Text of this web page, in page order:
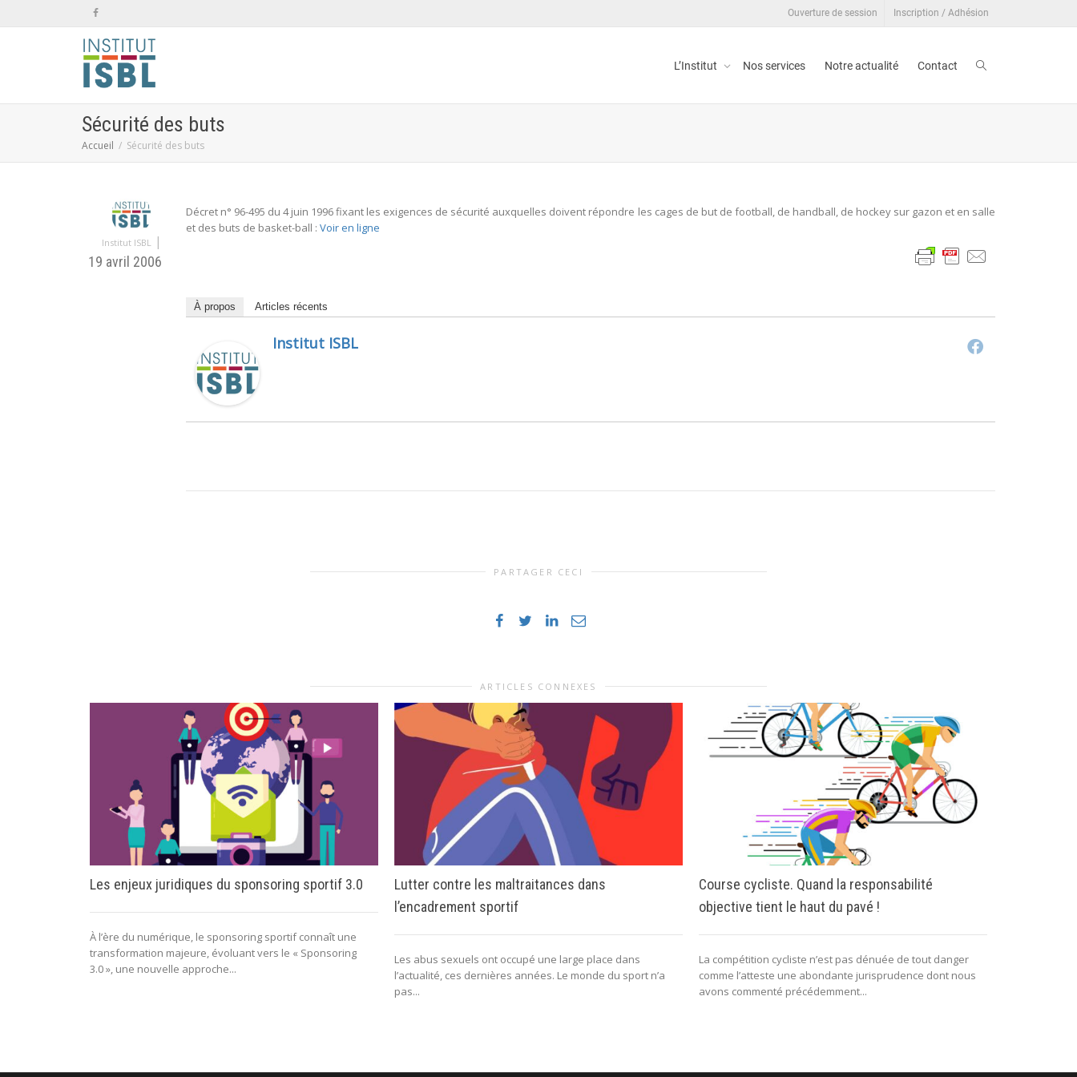
Ouverture de session Inscription / Adhésion
L’Institut Nos services Notre actualité Contact
Sécurité des buts
Accueil Sécurité des buts
Institut ISBL |
19 avril 2006
Décret n° 96-495 du 4 juin 1996 fixant les exigences de sécurité auxquelles doivent répondre les cages de but de football, de handball, de hockey sur gazon et en salle
et des buts de basket-ball : Voir en ligne
À propos Articles récents
Institut ISBL
PARTAGER CECI
ARTICLES CONNEXES
Les enjeux juridiques du sponsoring sportif 3.0
À l’ère du numérique, le sponsoring sportif connaît une
transformation majeure, évoluant vers le « Sponsoring
3.0 », une nouvelle approche...
Lutter contre les maltraitances dans
l’encadrement sportif
Les abus sexuels ont occupé une large place dans
l’actualité, ces dernières années. Le monde du sport n’a
pas...
Course cycliste. Quand la responsabilité
objective tient le haut du pavé !
La compétition cycliste n’est pas dénuée de tout danger
comme l’atteste une abondante jurisprudence dont nous
avons commenté précédemment...